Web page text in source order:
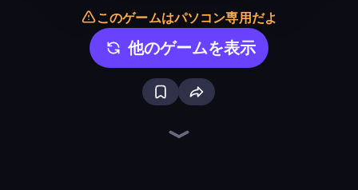
このゲームはパソコン専用だよ
他のゲームを表示